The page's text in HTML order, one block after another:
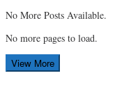
No More Posts Available.
No more pages to load.
View More